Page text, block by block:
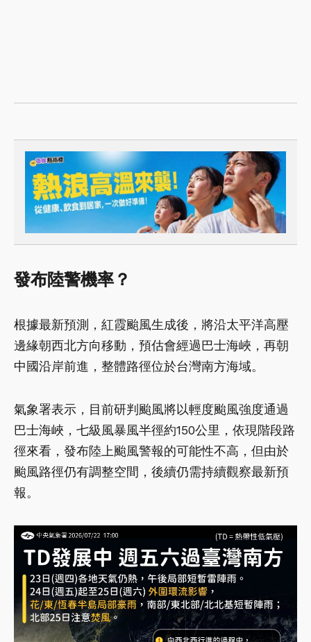
發布陸警機率？
根據最新預測，紅霞颱風生成後，將沿太平洋高壓
邊緣朝西北方向移動，預估會經過巴士海峽，再朝
中國沿岸前進，整體路徑位於台灣南方海域。
氣象署表示，目前研判颱風將以輕度颱風強度通過
巴士海峽，七級風暴風半徑約150公里，依現階段路
徑來看，發布陸上颱風警報的可能性不高，但由於
颱風路徑仍有調整空間，後續仍需持續觀察最新預
報。